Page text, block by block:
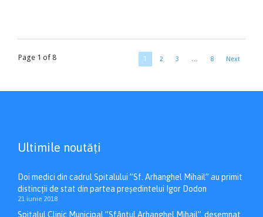
Page 1 of 8 1 2 3 … 8 Next
Ultimile noutăți
Doi medici din cadrul Spitalului ”Sf. Arhanghel Mihail” au primit
distincții de stat din partea președintelui Igor Dodon
21 iunie 2018
Spitalul Clinic Municipal ”Sfântul Arhanghel Mihail”, desemnat